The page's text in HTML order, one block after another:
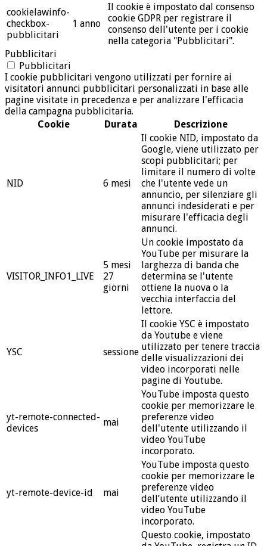
cookielawinfo-
checkbox-
pubblicitari
1 anno
Il cookie è impostato dal consenso
cookie GDPR per registrare il
consenso dell'utente per i cookie
nella categoria "Pubblicitari".
Pubblicitari
Pubblicitari
I cookie pubblicitari vengono utilizzati per fornire ai
visitatori annunci pubblicitari personalizzati in base alle
pagine visitate in precedenza e per analizzare l'efficacia
della campagna pubblicitaria.
Cookie
Durata Descrizione
NID 6 mesi
Il cookie NID, impostato da
Google, viene utilizzato per
scopi pubblicitari; per
limitare il numero di volte
che l'utente vede un
annuncio, per silenziare gli
annunci indesiderati e per
misurare l'efficacia degli
annunci.
VISITOR_INFO1_LIVE
5 mesi
27
giorni
Un cookie impostato da
YouTube per misurare la
larghezza di banda che
determina se l'utente
ottiene la nuova o la
vecchia interfaccia del
lettore.
YSC sessione
Il cookie YSC è impostato
da Youtube e viene
utilizzato per tenere traccia
delle visualizzazioni dei
video incorporati nelle
pagine di Youtube.
yt-remote-connected-
devices
mai
YouTube imposta questo
cookie per memorizzare le
preferenze video
dell'utente utilizzando il
video YouTube
incorporato.
yt-remote-device-id mai
YouTube imposta questo
cookie per memorizzare le
preferenze video
dell’utente utilizzando il
video YouTube
incorporato.
Questo cookie, impostato